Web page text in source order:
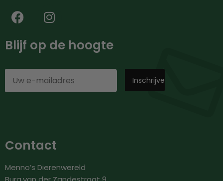
Blijf op de hoogte
Contact
Menno’s Dierenwereld